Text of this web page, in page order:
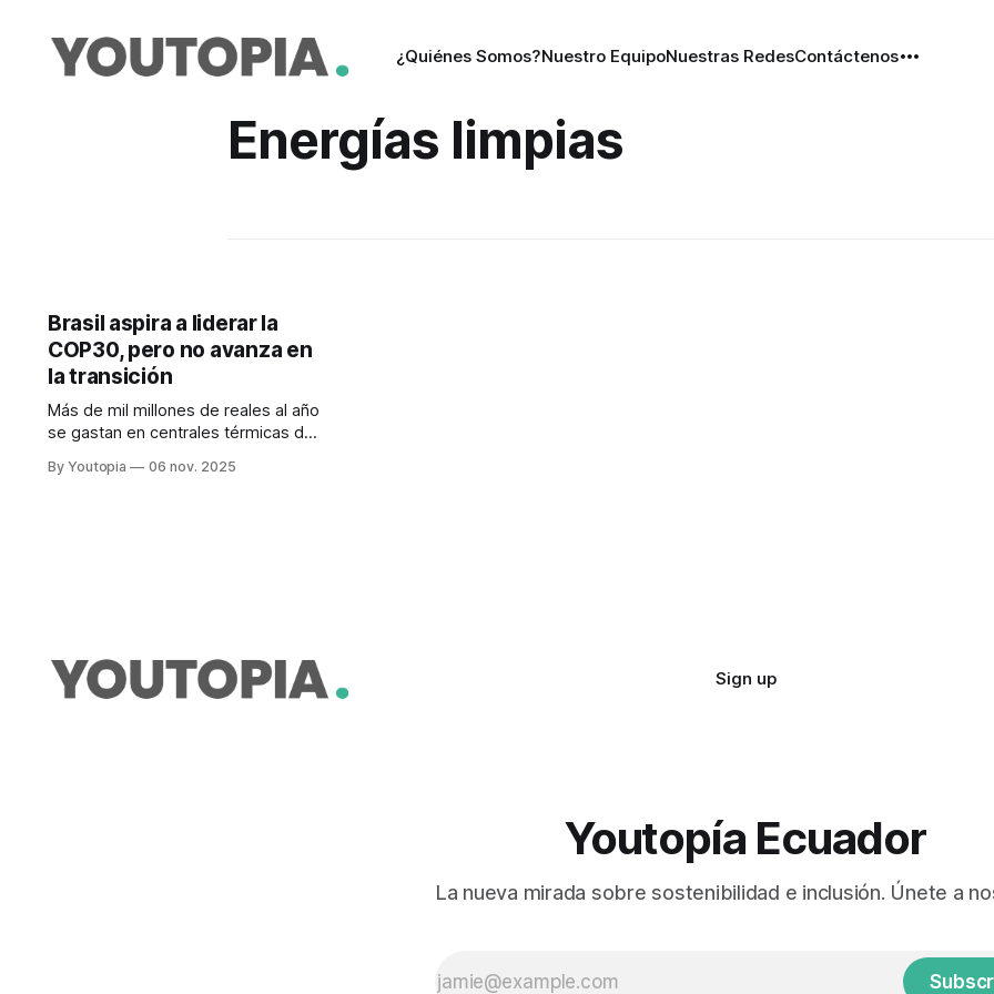
¿Quiénes Somos?Nuestro EquipoNuestras RedesContáctenos
Energías limpias
Brasil aspira a liderar la
COP30, pero no avanza en
la transición
Más de mil millones de reales al año
se gastan en centrales térmicas del
energética están en sus inicios. La
By Youtopia 06 nov. 2025
Sign up
Youtopía Ecuador
La nueva mirada sobre sostenibilidad e inclusión. Únete a